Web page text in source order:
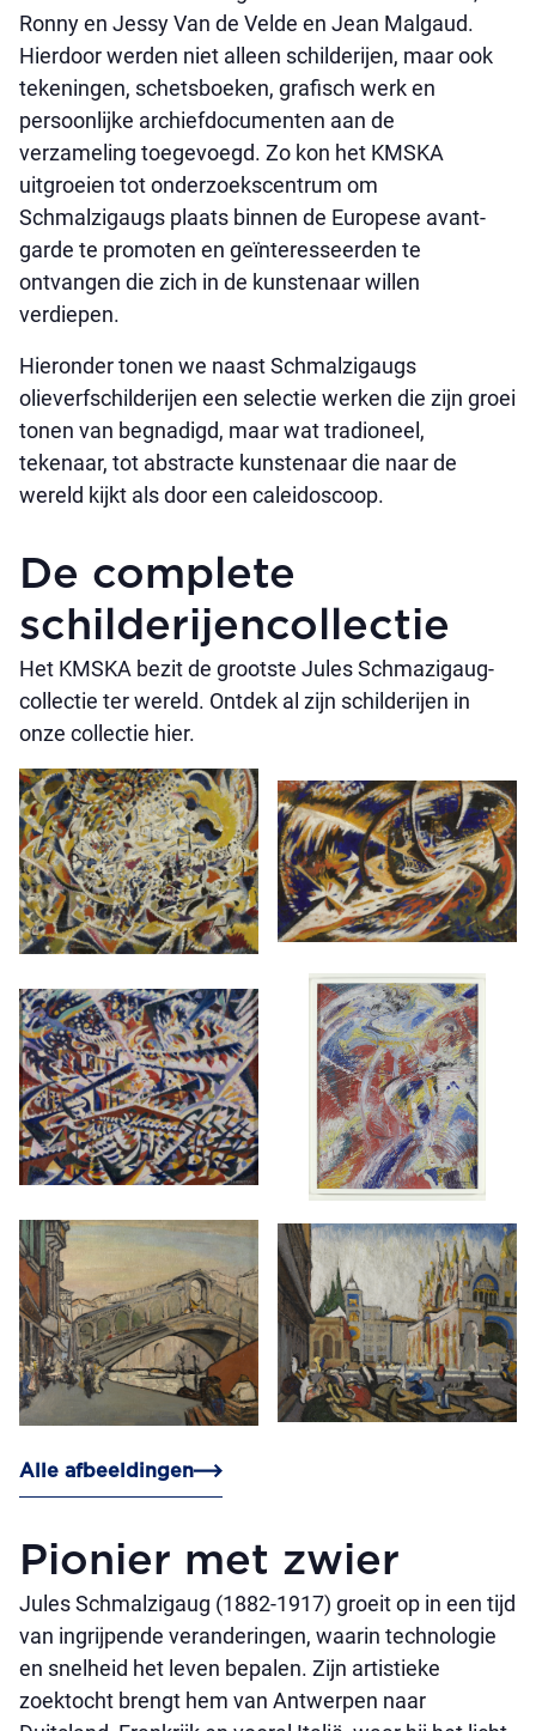
Ronny en Jessy Van de Velde en Jean Malgaud.
Hierdoor werden niet alleen schilderijen, maar ook
tekeningen, schetsboeken, grafisch werk en
persoonlijke archiefdocumenten aan de
verzameling toegevoegd. Zo kon het KMSKA
uitgroeien tot onderzoekscentrum om
Schmalzigaugs plaats binnen de Europese avant-
garde te promoten en geïnteresseerden te
ontvangen die zich in de kunstenaar willen
verdiepen.
Hieronder tonen we naast Schmalzigaugs
olieverfschilderijen een selectie werken die zijn groei
tonen van begnadigd, maar wat tradioneel,
tekenaar, tot abstracte kunstenaar die naar de
wereld kijkt als door een caleidoscoop.
De complete
schilderijen­collectie
Het KMSKA bezit de grootste Jules Schmazigaug-
collectie ter wereld. Ontdek al zijn schilderijen in
onze collectie hier.
Alle afbeeldingen
Pionier met zwier
Jules Schmalzigaug (1882-1917) groeit op in een tijd
van ingrijpende veranderingen, waarin technologie
en snelheid het leven bepalen. Zijn artistieke
zoektocht brengt hem van Antwerpen naar